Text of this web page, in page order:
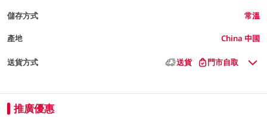
儲存方式 常溫
產地 China 中國
送貨方式 送貨 門市自取
推廣優惠